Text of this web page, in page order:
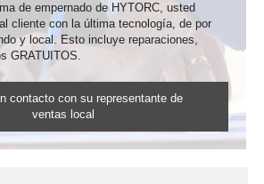
de empernado de HYTORC, usted
cliente con la última tecnología, de por
y local. Esto incluye reparaciones,
GRATUITOS.
contacto con su representante de
ventas local